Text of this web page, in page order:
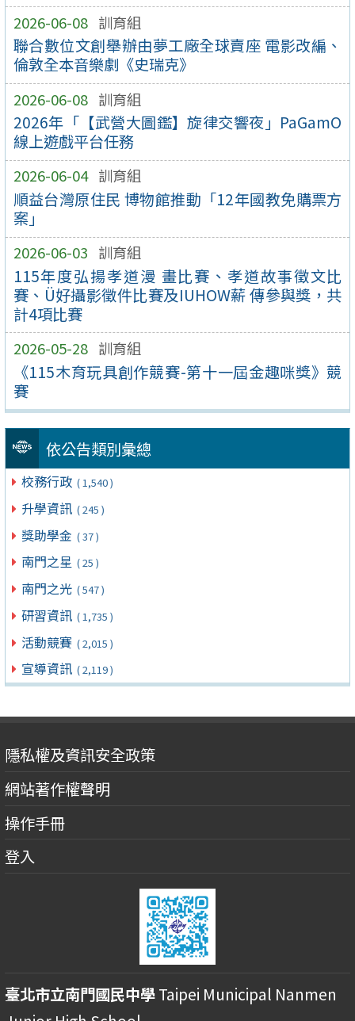
2026-06-08 訓育組
聯合數位文創舉辦由夢工廠全球賣座 電影改編、
倫敦全本音樂劇《史瑞克》
2026-06-08 訓育組
2026年「【武營大圖鑑】旋律交響夜」PaGamO
線上遊戲平台任務
2026-06-04 訓育組
順益台灣原住民 博物館推動「12年國教免購票方
案」
2026-06-03 訓育組
115年度弘揚孝道漫 畫比賽、孝道故事徵文比
賽、Ü好攝影徵件比賽及IUHOW薪 傳參與獎，共
計4項比賽
2026-05-28 訓育組
《115木育玩具創作競賽-第十一屆金趣咪獎》競
賽
依公告類別彙總
校務行政 ( 1,540 )
升學資訊 ( 245 )
獎助學金 ( 37 )
南門之星 ( 25 )
南門之光 ( 547 )
研習資訊 ( 1,735 )
活動競賽 ( 2,015 )
宣導資訊 ( 2,119 )
隱私權及資訊安全政策
網站著作權聲明
操作手冊
登入
臺北市立南門國民中學Taipei Municipal Nanmen